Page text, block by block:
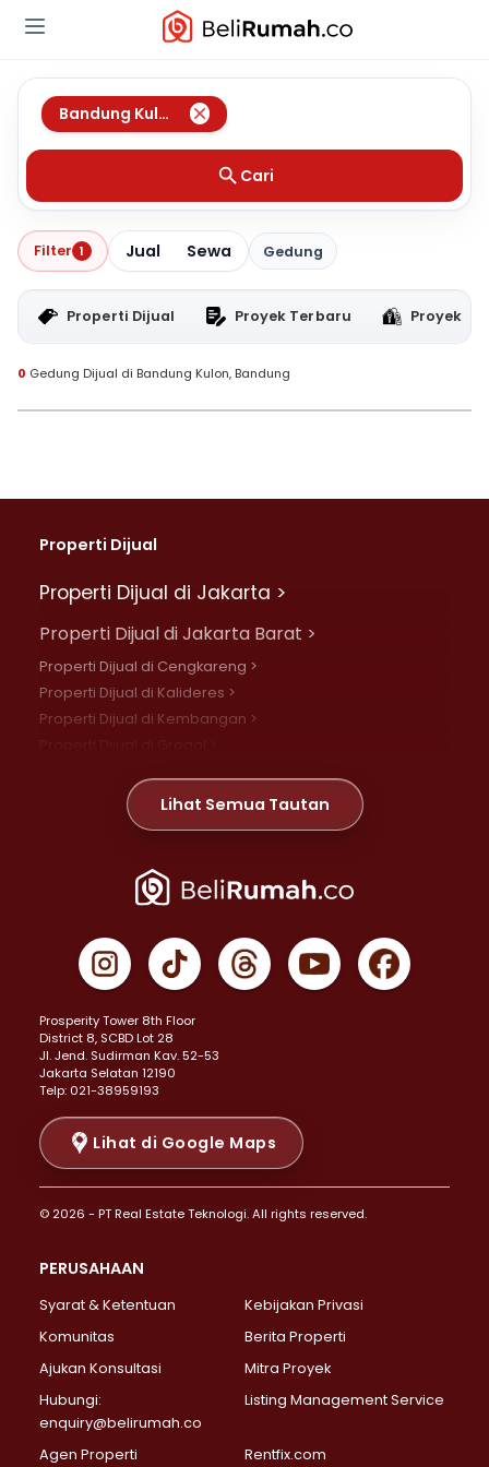
Bandung Kulon Bandung
Cari
Filter 1 Jual Sewa Gedung
Properti Dijual Proyek Terbaru Proyek
0 Gedung Dijual di Bandung Kulon, Bandung
Properti Dijual
Properti Dijual di Jakarta >
Properti Dijual di Jakarta Barat >
Properti Dijual di Cengkareng >
Properti Dijual di Kalideres >
Properti Dijual di Kembangan >
Properti Dijual di Meruya >
Properti Dijual di Jelambar >
Properti Dijual di Jakarta Pusat >
Properti Dijual di Gambir >
Properti Dijual di Johar Baru >
Properti Dijual di Menteng >
Properti Dijual di Senen >
Properti Dijual di Tanah Abang >
Properti Dijual di Cikini >
Properti Dijual di Kramat >
Properti Dijual di Pasar Baru >
Properti Dijual di Bendungan Hilir >
Properti Dijual di Jakarta Selatan >
Properti Dijual di Lebak Bulus >
Properti Dijual di Gandaria Selatan >
Properti Dijual di Pondok Labu >
Properti Dijual di Lenteng Agung >
Properti Dijual di Senayan >
Properti Dijual di Pondok Pinang >
Lihat Semua Tautan
Prosperity Tower 8th Floor
District 8, SCBD Lot 28
JI. Jend. Sudirman Kav. 52-53
Jakarta Selatan 12190
Telp: 021-38959193
Lihat di Google Maps
© 2026 - PT Real Estate Teknologi. All rights reserved.
PERUSAHAAN
Syarat & Ketentuan
Kebijakan Privasi
Komunitas
Berita Properti
Ajukan Konsultasi
Mitra Proyek
Hubungi:
enquiry@belirumah.co
Listing Management Service
Agen Properti Rentfix.com